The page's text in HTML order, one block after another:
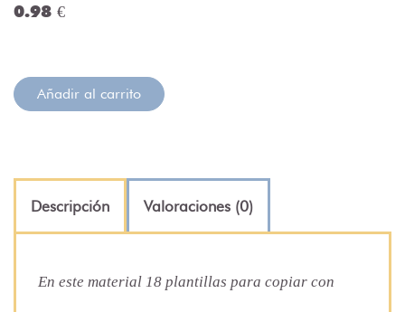
0.98 €
Añadir al carrito
Descripción Valoraciones (0)
En este material 18 plantillas para copiar con